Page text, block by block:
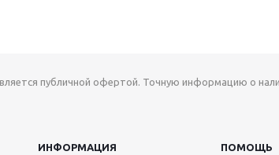
публичной офертой. Точную информацию о
ИНФОРМАЦИЯ ПОМОЩЬ